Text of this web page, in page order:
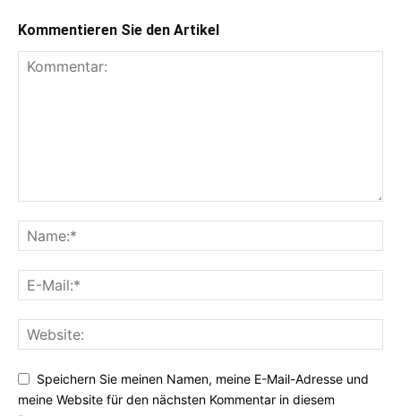
Kommentieren Sie den Artikel
Speichern Sie meinen Namen, meine E-Mail-Adresse und
meine Website für den nächsten Kommentar in diesem